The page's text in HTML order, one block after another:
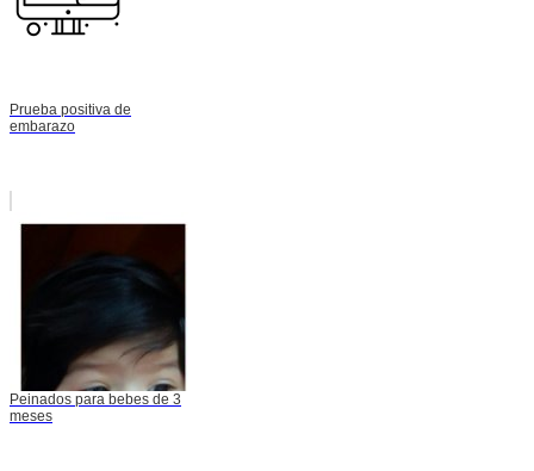
Prueba positiva de
embarazo
Peinados para bebes de 3
meses